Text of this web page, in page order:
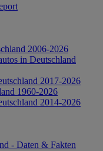
2006-2026
in Deutschland
2017-2026
1960-2026
2014-2026
- Daten & Fakten